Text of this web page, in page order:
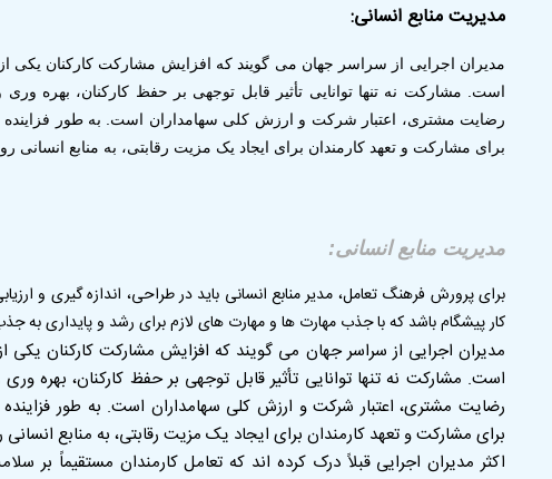
مدیریت منابع انسانی:
مدیران اجرایی از سراسر جهان می گویند که افزایش مشارکت کارکنان یکی از
است. مشارکت نه تنها توانایی تأثیر قابل توجهی بر حفظ کارکنان، بهره وری و
رضایت مشتری، اعتبار شرکت و ارزش کلی سهامداران است. به طور فزاینده
برای مشارکت و تعهد کارمندان برای ایجاد یک مزیت رقابتی، به منابع انسانی
مدیریت منابع انسانی:
برای پرورش فرهنگ تعامل، مدیر منابع انسانی باید در طراحی، اندازه گیری و
کار پیشگام باشد که با جذب مهارت ها و مهارت های لازم برای رشد و پایداری
مدیران اجرایی از سراسر جهان می گویند که افزایش مشارکت کارکنان یکی
است. مشارکت نه تنها توانایی تأثیر قابل توجهی بر حفظ کارکنان، بهره وری
رضایت مشتری، اعتبار شرکت و ارزش کلی سهامداران است. به طور فزاینده
برای مشارکت و تعهد کارمندان برای ایجاد یک مزیت رقابتی، به منابع
اکثر مدیران اجرایی قبلاً درک کرده اند که تعامل کارمندان مستقیماً بر